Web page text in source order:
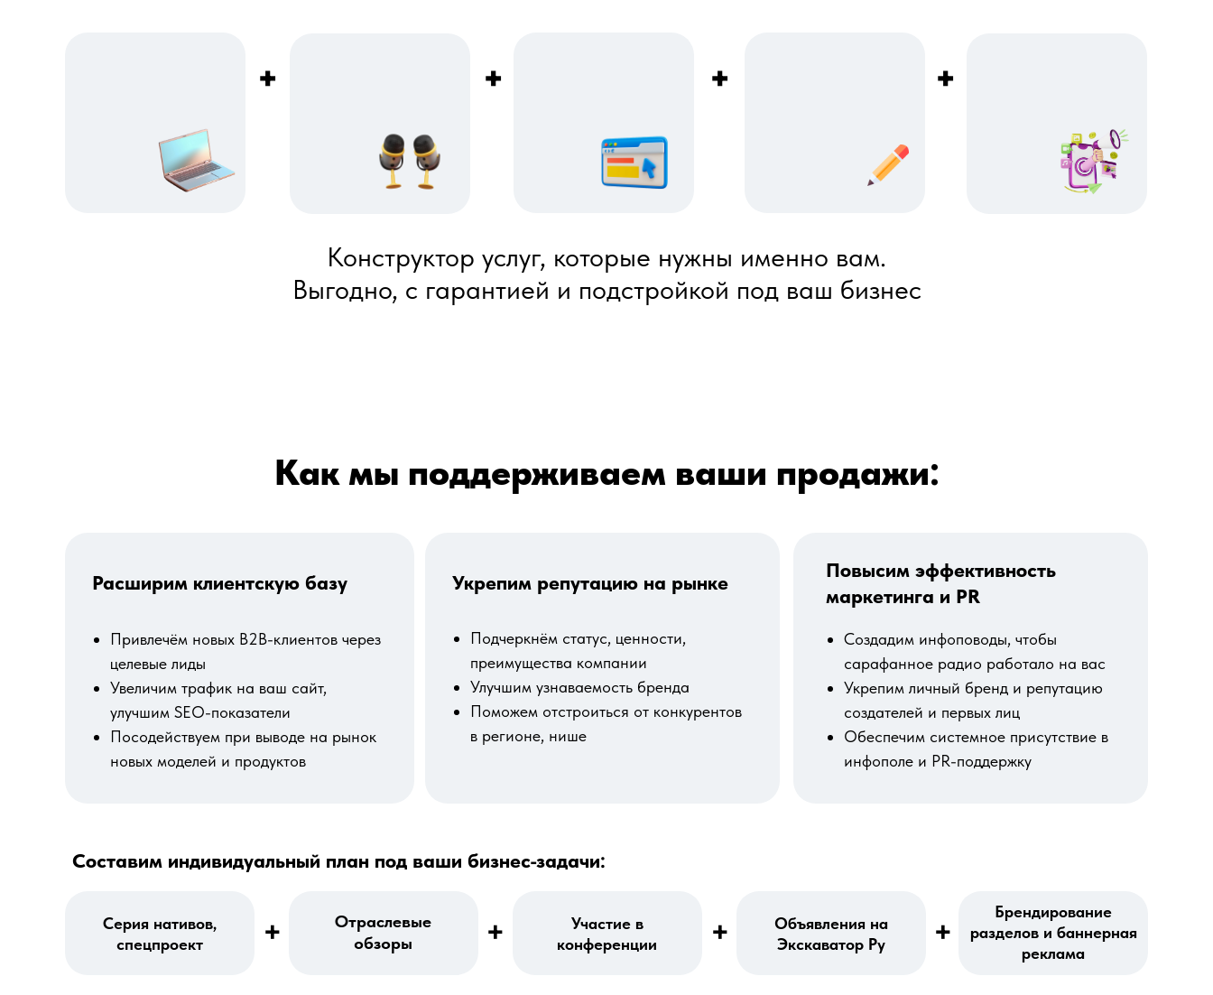
Конструктор услуг, которые нужны именно вам.
Выгодно, с гарантией и подстройкой под ваш бизнес
+ + + +
Создадим инфоповоды, чтобы
сарафанное радио работало на вас
Укрепим личный бренд и репутацию
создателей и первых лиц
Обеспечим системное присутствие в
инфополе и PR-поддержку
Подчеркнём статус, ценности,
преимущества компании
Улучшим узнаваемость бренда
Поможем отстроиться от конкурентов
в регионе, нише
Привлечём новых B2B-клиентов через
целевые лиды
Увеличим трафик на ваш сайт,
улучшим SEO-показатели
Посодействуем при выводе на рынок
новых моделей и продуктов
Расширим клиентскую базу Укрепим репутацию на рынке
Составим индивидуальный план под ваши бизнес-задачи:
Повысим эффективность
маркетинга и PR
Как мы поддерживаем ваши продажи:
+ + + +
Участие в
конференции
Объявления на
Экскаватор Ру
Брендирование
разделов и баннерная
реклама
Отраслевые
обзоры
Серия нативов,
спецпроект